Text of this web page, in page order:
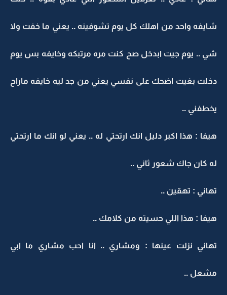
شايفه واحد من اهلك كل يوم تشوفينه .. يعني ما خفت ولا
شي .. يوم جيت ابدخل صح كنت مره مرتبكه وخايفه بس يوم
دخلت بغيت اضحك على نفسي يعني من جد ليه خايفه ماراح
يخطفني ..
هيفا : هذا اكبر دليل انك ارتحتي له .. يعني لو انك ما ارتحتي
له كان جاك شعور ثاني ..
تهاني : تهقين ..
هيفا : هذا اللي حسيته من كلامك ..
تهاني نزلت عينها : ومشاري .. انا احب مشاري ما ابي
مشعل ..